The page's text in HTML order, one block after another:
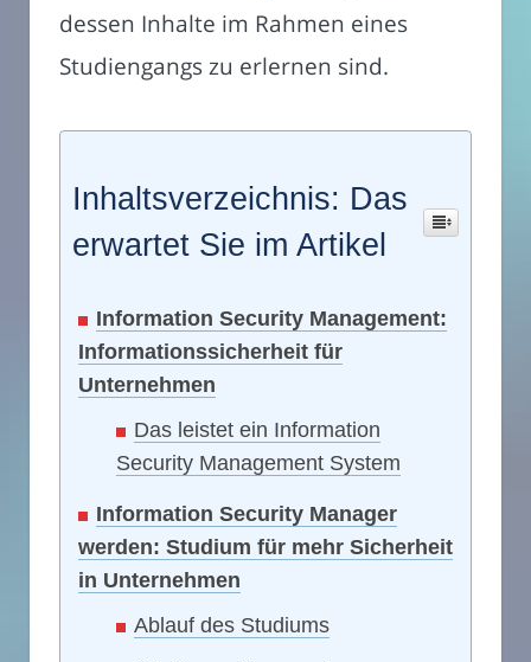
dessen Inhalte im Rahmen eines
Studiengangs zu erlernen sind.
Inhaltsverzeichnis: Das
erwartet Sie im Artikel
Information Security Management:
Informationssicherheit für
Unternehmen
Das leistet ein Information
Security Management System
Information Security Manager
werden: Studium für mehr Sicherheit
in Unternehmen
Ablauf des Studiums